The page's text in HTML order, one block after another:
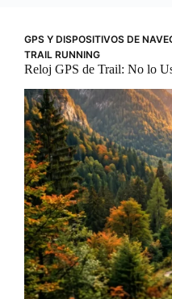
GPS Y DISPOSITIVOS DE
TRAIL RUNNING
Reloj GPS de Trail: No lo